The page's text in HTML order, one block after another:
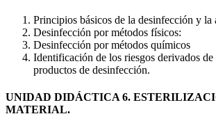
Principios básicos de la desinfección y la
Desinfección por métodos físicos:
Desinfección por métodos químicos
Identificación de los riesgos derivados
productos de desinfección.
UNIDAD DIDÁCTICA 6.
MATERIAL.